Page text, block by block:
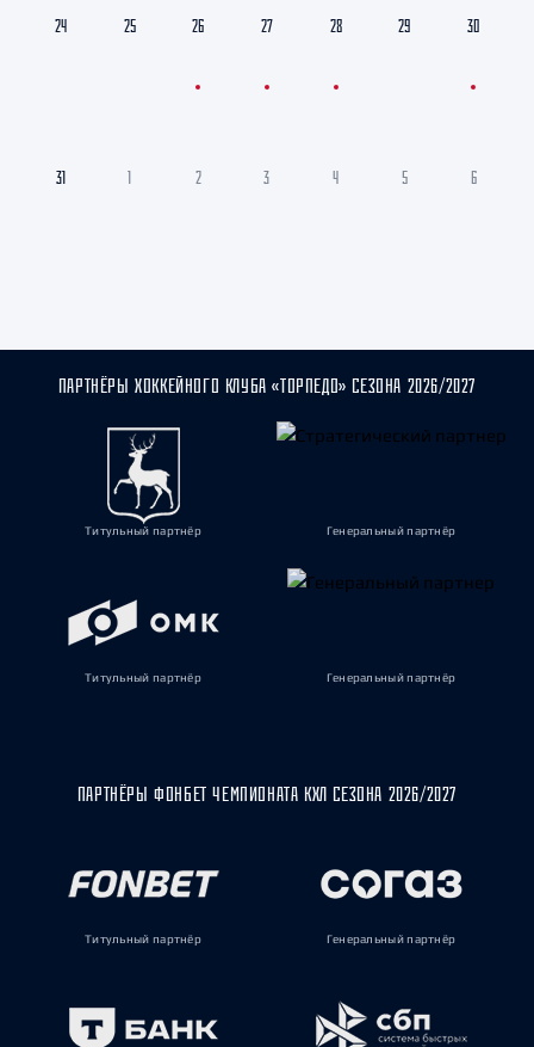
24 25 26 27 28 29 30
31 1 2 3 4 5 6
ПАРТНЁРЫ ХОККЕЙНОГО КЛУБА «ТОРПЕДО» СЕЗОНА 2026/2027
Титульный партнёр Генеральный партнёр
Титульный партнёр Генеральный партнёр
ПАРТНЁРЫ ФОНБЕТ ЧЕМПИОНАТА КХЛ СЕЗОНА 2026/2027
Титульный партнёр Генеральный партнёр